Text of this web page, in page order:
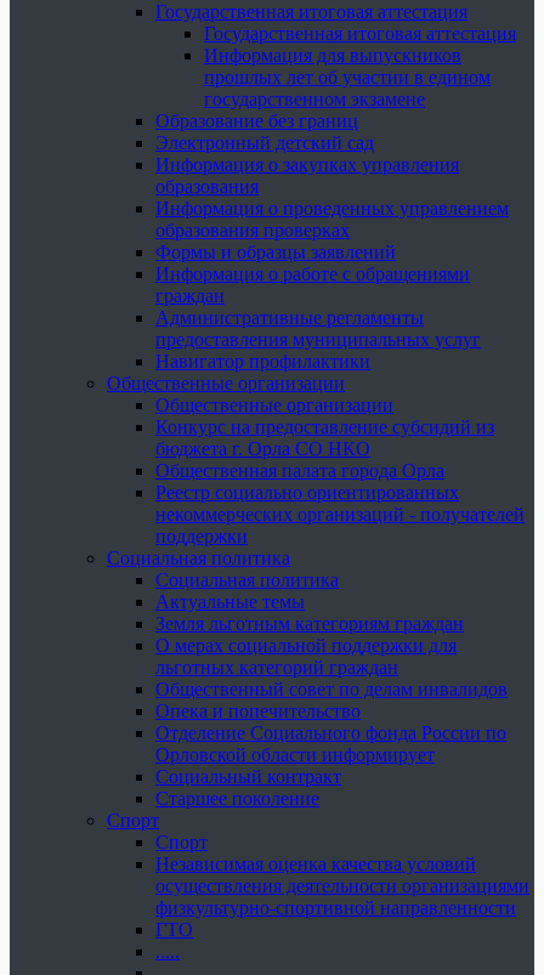
Государственная итоговая аттестация
Государственная итоговая аттестация
Информация для выпускников
прошлых лет об участии в едином
государственном экзамене
Образование без границ
Электронный детский сад
Информация о закупках управления
образования
Информация о проведенных управлением
образования проверках
Формы и образцы заявлений
Информация о работе с обращениями
граждан
Административные регламенты
предоставления муниципальных услуг
Навигатор профилактики
Общественные организации
Общественные организации
Конкурс на предоставление субсидий из
бюджета г. Орла СО НКО
Общественная палата города Орла
Реестр социально ориентированных
некоммерческих организаций - получателей
поддержки
Социальная политика
Социальная политика
Актуальные темы
Земля льготным категориям граждан
О мерах социальной поддержки для
льготных категорий граждан
Общественный совет по делам инвалидов
Опека и попечительство
Отделение Социального фонда России по
Орловской области информирует
Социальный контракт
Старшее поколение
Спорт
Спорт
Независимая оценка качества условий
осуществления деятельности организациями
физкультурно-спортивной направленности
ГТО
.....